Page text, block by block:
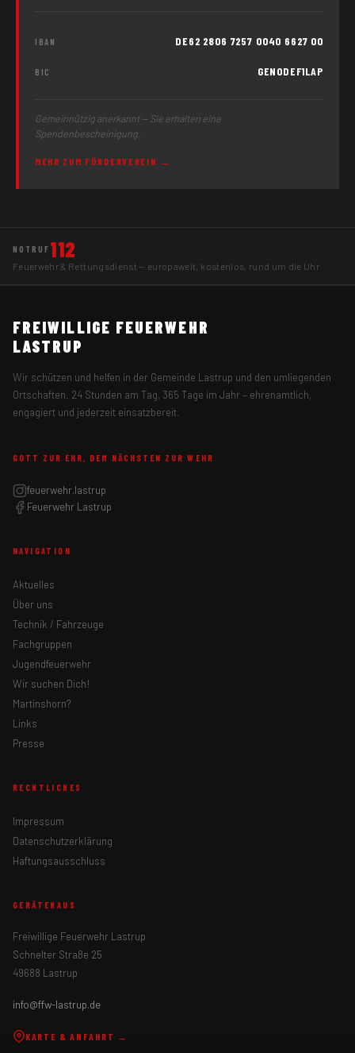
IBAN DE62 2806 7257 0040 6627 00
BIC GENODEF1LAP
Gemeinnützig anerkannt — Sie erhalten eine
Spendenbescheinigung.
MEHR ZUM FÖRDERVEREIN →
NOTRUF 112
Feuerwehr & Rettungsdienst — europaweit, kostenlos, rund um die Uhr
FREIWILLIGE FEUERWEHR
LASTRUP
Wir schützen und helfen in der Gemeinde Lastrup und den umliegenden
Ortschaften. 24 Stunden am Tag, 365 Tage im Jahr – ehrenamtlich,
engagiert und jederzeit einsatzbereit.
GOTT ZUR EHR, DEM NÄCHSTEN ZUR WEHR
feuerwehr.lastrup
Feuerwehr Lastrup
NAVIGATION
Aktuelles
Über uns
Technik / Fahrzeuge
Fachgruppen
Jugendfeuerwehr
Wir suchen Dich!
Martinshorn?
Links
Presse
RECHTLICHES
Impressum
Datenschutzerklärung
Haftungsausschluss
GERÄTEHAUS
Freiwillige Feuerwehr Lastrup
Schnelter Straße 25
49688 Lastrup
info@ffw-lastrup.de
KARTE & ANFAHRT →